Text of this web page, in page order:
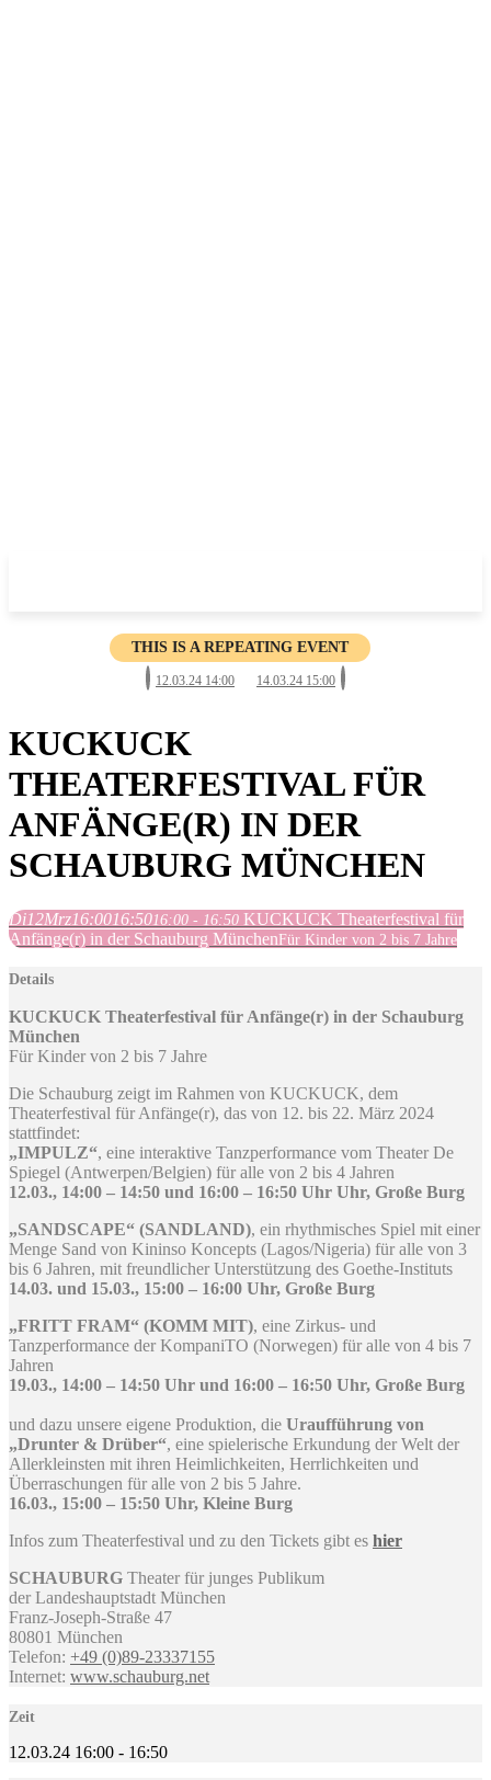
THIS IS A REPEATING EVENT
12.03.24 14:00 14.03.24 15:00
KUCKUCK
THEATERFESTIVAL FÜR
ANFÄNGE(R) IN DER
SCHAUBURG MÜNCHEN
Di12Mrz16:0016:5016:00 - 16:50 KUCKUCK Theaterfestival für
Anfänge(r) in der Schauburg MünchenFür Kinder von 2 bis 7 Jahre
Details
KUCKUCK Theaterfestival für Anfänge(r) in der Schauburg
München
Für Kinder von 2 bis 7 Jahre
Die Schauburg zeigt im Rahmen von KUCKUCK, dem
Theaterfestival für Anfänge(r), das von 12. bis 22. März 2024
stattfindet:
„IMPULZ“, eine interaktive Tanzperformance vom Theater De
Spiegel (Antwerpen/Belgien) für alle von 2 bis 4 Jahren
12.03., 14:00 – 14:50 und 16:00 – 16:50 Uhr Uhr, Große Burg
„SANDSCAPE“ (SANDLAND), ein rhythmisches Spiel mit einer
Menge Sand von Kininso Koncepts (Lagos/Nigeria) für alle von 3
bis 6 Jahren, mit freundlicher Unterstützung des Goethe-Instituts
14.03. und 15.03., 15:00 – 16:00 Uhr, Große Burg
„FRITT FRAM“ (KOMM MIT), eine Zirkus- und
Tanzperformance der KompaniTO (Norwegen) für alle von 4 bis 7
Jahren
19.03., 14:00 – 14:50 Uhr und 16:00 – 16:50 Uhr, Große Burg
und dazu unsere eigene Produktion, die Uraufführung von
„Drunter & Drüber“, eine spielerische Erkundung der Welt der
Allerkleinsten mit ihren Heimlichkeiten, Herrlichkeiten und
Überraschungen für alle von 2 bis 5 Jahre.
16.03., 15:00 – 15:50 Uhr, Kleine Burg
Infos zum Theaterfestival und zu den Tickets gibt es hier
SCHAUBURG Theater für junges Publikum
der Landeshauptstadt München
Franz-Joseph-Straße 47
80801 München
Telefon: +49 (0)89-23337155
Internet: www.schauburg.net
Zeit
12.03.24 16:00 - 16:50